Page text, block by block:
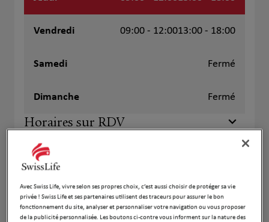
Vendredi 09:00 - 12:0013:00 - 18:00
Samedi Fermé
Dimanche Fermé
Horaires sur RDV
−
Avec Swiss Life, vivre selon ses propres choix, c’est aussi choisir de protéger sa vie
privée ! Swiss Life et ses partenaires utilisent des traceurs pour assurer le bon
fonctionnement du site, analyser et personnaliser votre navigation ou vous proposer
de la publicité personnalisée. Les boutons ci-contre vous informent sur la nature des